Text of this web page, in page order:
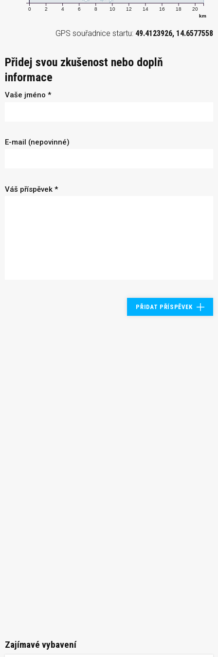
0 2 4 6 8 10 12 14 16 18 20
km
GPS souřadnice startu: 49.4123926, 14.6577558
Přidej svou zkušenost nebo doplň
informace
Vaše jméno *
E-mail (nepovinné)
Váš příspěvek *
PŘIDAT PŘÍSPĚVEK
Zajímavé vybavení